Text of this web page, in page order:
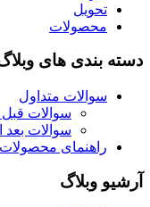
تحویل
محصولات
دسته بندی های
سوالات متداول
سوالات قبل
سوالات بعد
راهنمای محصولات
آرشیو وبلاگ